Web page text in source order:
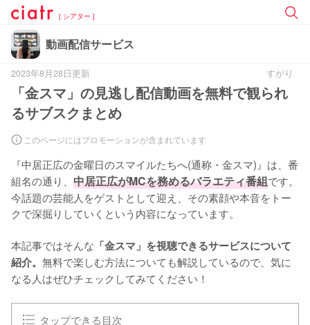
[ シアター ]
動画配信サービス
2023年8月28日更新 すがり
「金スマ」の見逃し配信動画を無料で観られ
るサブスクまとめ
このページにはプロモーションが含まれています
『中居正広の金曜日のスマイルたちへ(通称・金スマ)』は、番
組名の通り、 中居正広がMCを務めるバラエティ番組です。
今話題の芸能人をゲストとして迎え、その素顔や本音をトー
クで深掘りしていくという内容になっています。
本記事ではそんな 「金スマ」を視聴できるサービスについて
紹介。 無料で楽しむ方法についても解説しているので、気に
なる人はぜひチェックしてみてください！
タップできる目次